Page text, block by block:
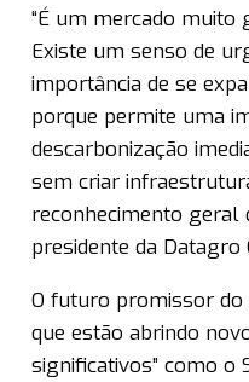
“É um mercado muito
Existe um senso de
importância de se
porque permite uma
descarbonização
sem criar
reconhecimento geral
presidente da
O futuro promissor
que estão abrindo
significativos” como o